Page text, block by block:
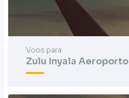
Voos para
Zulu Inyala Aeroporto